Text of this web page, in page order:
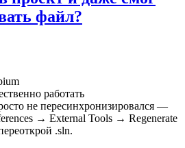
файл?
работать
не пересинхронизировался —
→ External Tools → Regenerate
.sln.